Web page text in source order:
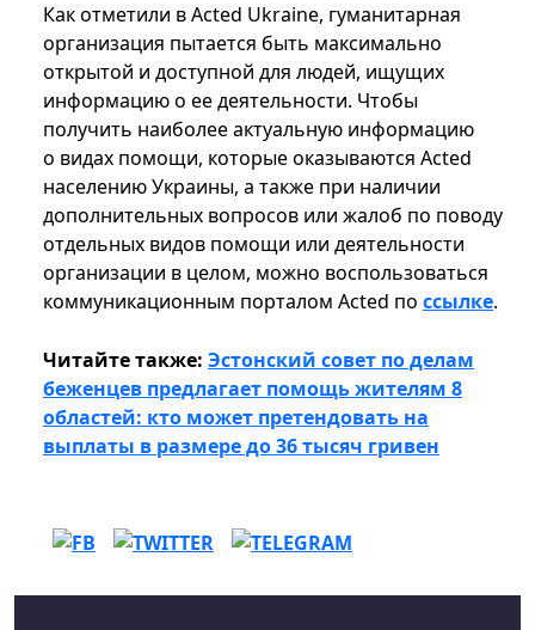
Как отметили в Acted Ukraine, гуманитарная
организация пытается быть максимально
открытой и доступной для людей, ищущих
информацию о ее деятельности. Чтобы
получить наиболее актуальную информацию
о видах помощи, которые оказываются Acted
населению Украины, а также при наличии
дополнительных вопросов или жалоб по поводу
отдельных видов помощи или деятельности
организации в целом, можно воспользоваться
коммуникационным порталом Acted по ссылке.
Читайте также: Эстонский совет по делам
беженцев предлагает помощь жителям 8
областей: кто может претендовать на
выплаты в размере до 36 тысяч гривен